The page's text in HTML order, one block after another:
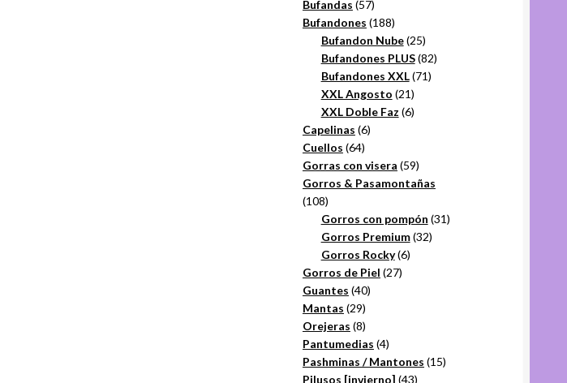
Bufandas 5757
productos
Bufandones 188188
productos
Bufandon Nube 2525
productos
Bufandones PLUS 8282
Bufandones XXL 7171
XXL Angosto 2121
productos
XXL Doble Faz 66
Capelinas 66
Cuellos 6464
productos
Gorras con visera 5959
productos
Gorros & Pasamontañas
108108
productos
Gorros con pompón 3131
Gorros Premium 3232
Gorros Rocky 66
Gorros de Piel 2727
Guantes 4040
Mantas 2929
productos
Orejeras 88
productos
Pantumedias 44
productos
Pashminas / Mantones 1515
Pilusos [invierno] 4343